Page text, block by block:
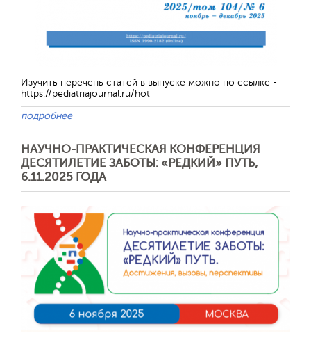
Изучить перечень статей в выпуске можно по ссылке -
https://pediatriajournal.ru/hot
подробнее
НАУЧНО-ПРАКТИЧЕСКАЯ КОНФЕРЕНЦИЯ
ДЕСЯТИЛЕТИЕ ЗАБОТЫ: «РЕДКИЙ» ПУТЬ,
6.11.2025 ГОДА